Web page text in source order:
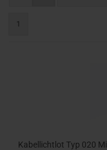
1
Kabellichtlot Typ 020